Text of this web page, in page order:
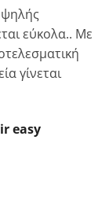
εύκολα.. Με
γίνεται
easy